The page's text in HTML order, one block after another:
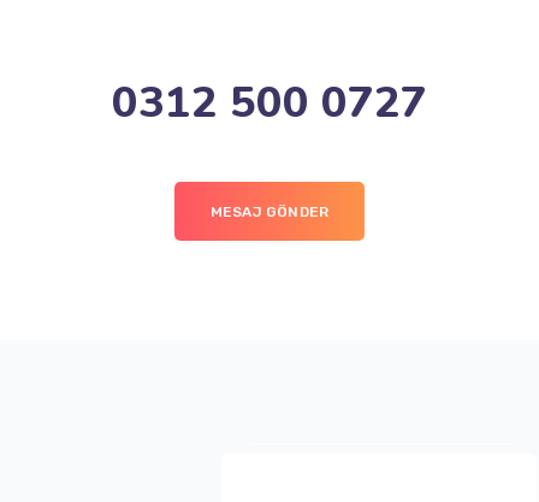
0312 500 0727
MESAJ GÖNDER